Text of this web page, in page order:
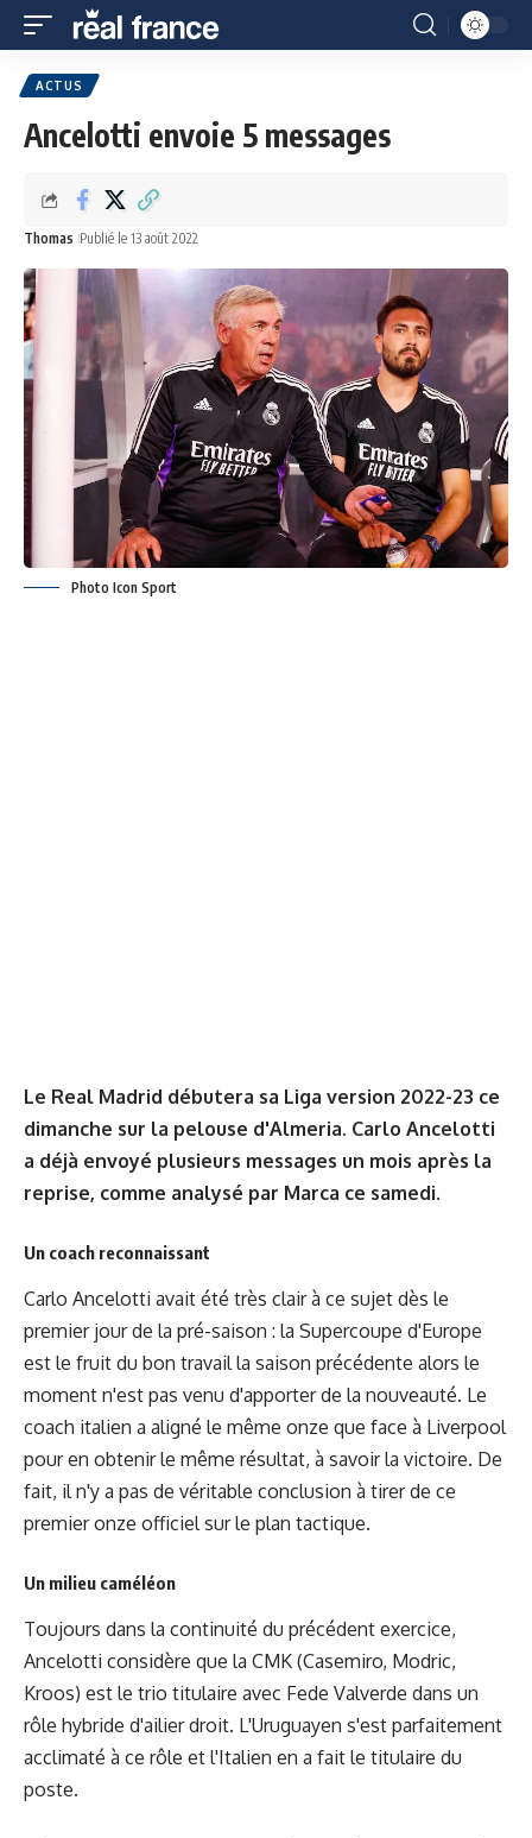
ACTUS
Ancelotti envoie 5 messages
Thomas Publié le 13 août 2022
Photo Icon Sport
Le Real Madrid débutera sa Liga version 2022-23 ce
dimanche sur la pelouse d'Almeria. Carlo Ancelotti
a déjà envoyé plusieurs messages un mois après la
reprise, comme analysé par Marca ce samedi.
Un coach reconnaissant
Carlo Ancelotti avait été très clair à ce sujet dès le
premier jour de la pré-saison : la Supercoupe d'Europe
est le fruit du bon travail la saison précédente alors le
moment n'est pas venu d'apporter de la nouveauté. Le
coach italien a aligné le même onze que face à Liverpool
pour en obtenir le même résultat, à savoir la victoire. De
fait, il n'y a pas de véritable conclusion à tirer de ce
premier onze officiel sur le plan tactique.
Un milieu caméléon
Toujours dans la continuité du précédent exercice,
Ancelotti considère que la CMK (Casemiro, Modric,
Kroos) est le trio titulaire avec Fede Valverde dans un
rôle hybride d'ailier droit. L'Uruguayen s'est parfaitement
acclimaté à ce rôle et l'Italien en a fait le titulaire du
poste.